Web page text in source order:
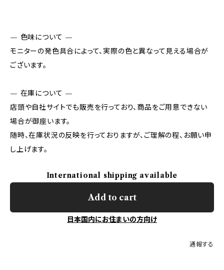
— 色味について —
モニターの発色具合によって、実際の色と異なって見える場合が
ございます。
— 在庫について —
店頭や自社サイトでも販売を行っており、商品をご用意できない
場合が御座います。
随時、在庫状況の反映を行っておりますが、ご理解の程、お願い申
し上げます。
International shipping available
Add to cart
日本国内にお住まいの方向け
通報する